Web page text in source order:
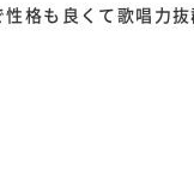
格も良くて歌唱力